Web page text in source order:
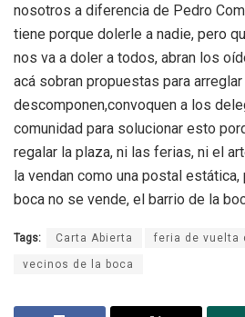
nosotros a diferencia de Pedro
tiene porque dolerle a nadie, pero
nos va a doler a todos, abran los
acá sobran propuestas para
descomponen,convoquen a los
comunidad para solucionar esto
regalar la plaza, ni las ferias, ni el
la vendan como una postal
boca no se vende, el barrio de la
Tags: Carta Abierta feria de vuelta
vecinos de la boca